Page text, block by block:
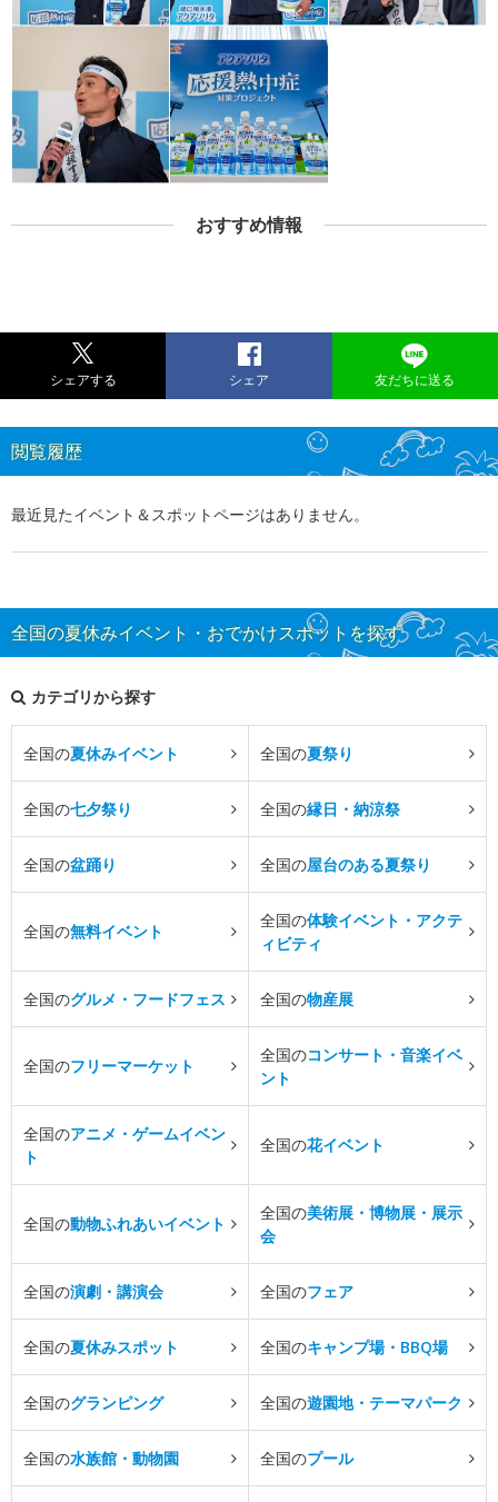
おすすめ情報
シェアする シェア 友だちに送る
閲覧履歴
最近見たイベント＆スポットページはありません。
全国の夏休みイベント・おでかけスポットを探す
カテゴリから探す
全国の夏休みイベント 全国の夏祭り
全国の七夕祭り 全国の縁日・納涼祭
全国の盆踊り 全国の屋台のある夏祭り
全国の無料イベント
全国の体験イベント・アクテ
ィビティ
全国のグルメ・フードフェス 全国の物産展
全国のフリーマーケット
全国のコンサート・音楽イベ
ント
全国のアニメ・ゲームイベン
ト
全国の花イベント
全国の動物ふれあいイベント
全国の美術展・博物展・展示
会
全国の演劇・講演会 全国のフェア
全国の夏休みスポット 全国のキャンプ場・BBQ場
全国のグランピング 全国の遊園地・テーマパーク
全国の水族館・動物園 全国のプール